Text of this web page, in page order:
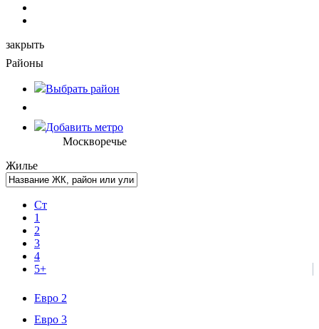
закрыть
Районы
Выбрать район
Добавить метро
Москворечье
Жилье
Ст
1
2
3
4
5+
Евро 2
Евро 3